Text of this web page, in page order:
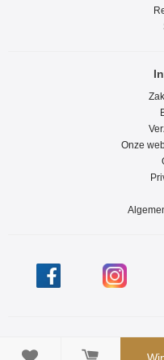

Onze